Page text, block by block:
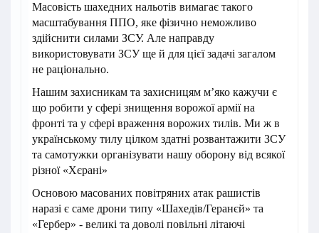
Масовість шахедних нальотів вимагає такого
масштабування ППО, яке фізично неможливо
здійснити силами ЗСУ. Але направду
використовувати ЗСУ ще й для цієї задачі загалом
не раціонально.
Нашим захисникам та захисницям м’яко кажучи є
що робити у сфері знищення ворожої армії на
фронті та у сфері враження ворожих тилів. Ми ж в
українському тилу цілком здатні розвантажити ЗСУ
та самотужки організувати нашу оборону від всякої
різної «Хєрані»
Основою масованих повітряних атак рашистів
наразі є саме дрони типу «Шахедів/Геранєй» та
«Гербер» - великі та доволі повільні літаючі